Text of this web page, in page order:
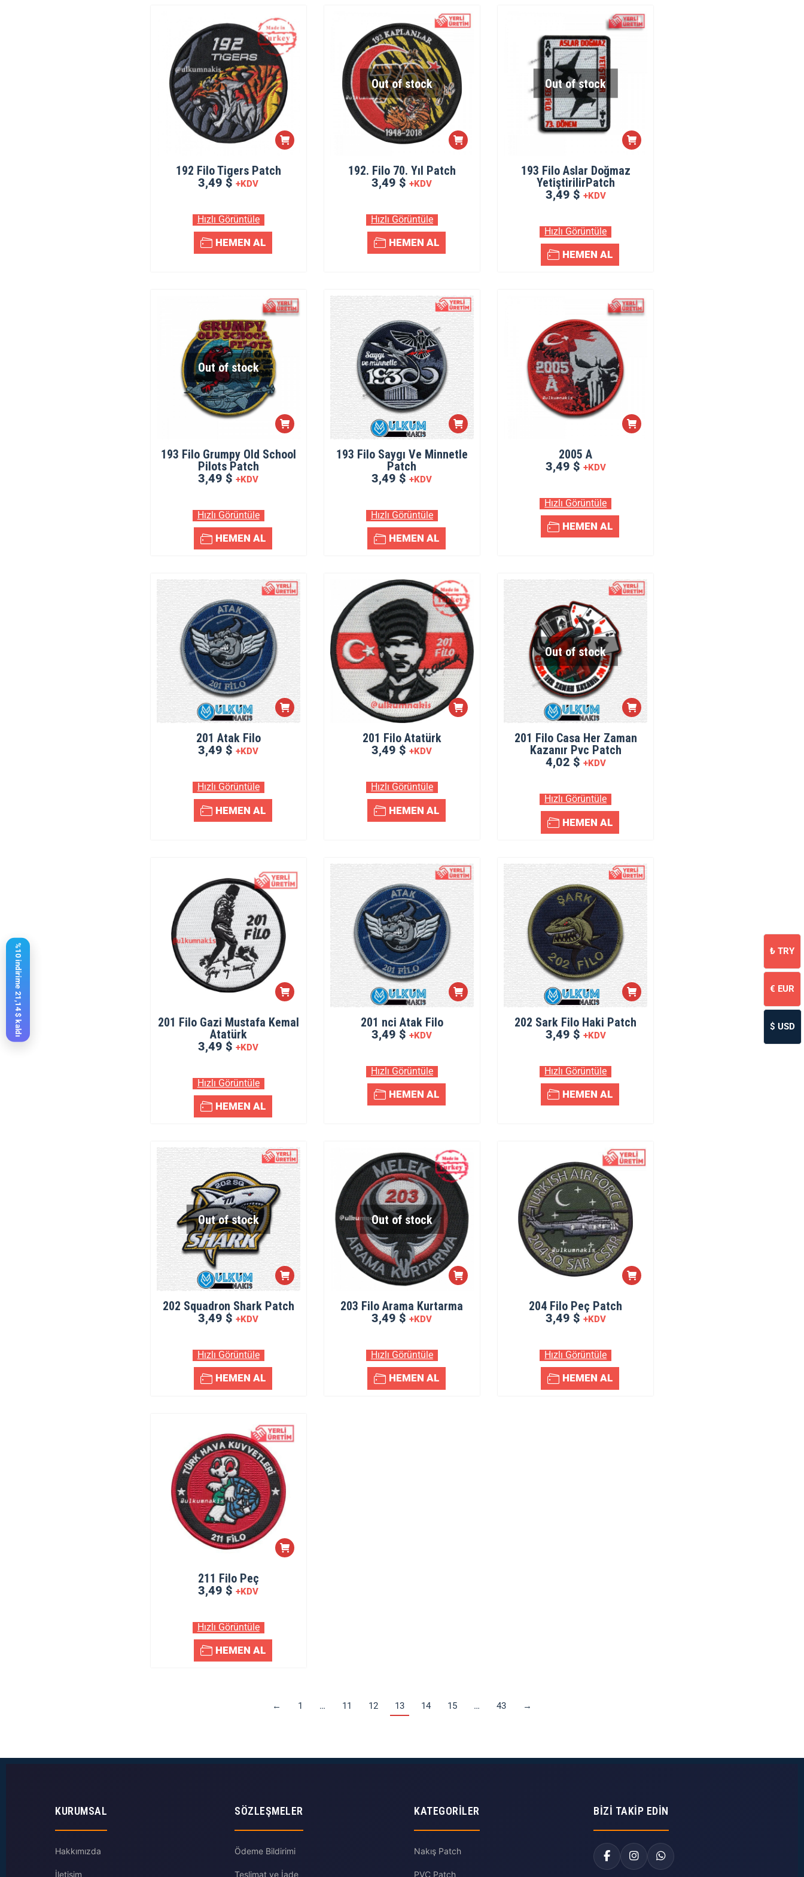
192 Filo Tigers Patch
3,49 $+KDV
Hızlı Görüntüle
HEMEN AL
Out of stock
192. Filo 70. Yıl Patch
3,49 $+KDV
Hızlı Görüntüle
HEMEN AL
Out of stock
193 Filo Aslar Doğmaz
YetiştirilirPatch
3,49 $ +KDV
Hızlı Görüntüle
HEMEN AL
Out of stock
193 Filo Grumpy Old School
Pilots Patch
3,49 $+KDV
Hızlı Görüntüle
HEMEN AL
193 Filo Saygı Ve Minnetle
Patch
3,49 $+KDV
Hızlı Görüntüle
HEMEN AL
2005 A
3,49 $ +KDV
Hızlı Görüntüle
HEMEN AL
201 Atak Filo
3,49 $+KDV
Hızlı Görüntüle
HEMEN AL
201 Filo Atatürk
3,49 $+KDV
Hızlı Görüntüle
HEMEN AL
Out of stock
201 Filo Casa Her Zaman
Kazanır Pvc Patch
4,02 $ +KDV
Hızlı Görüntüle
HEMEN AL
201 Filo Gazi Mustafa Kemal
Atatürk
3,49 $+KDV
Hızlı Görüntüle
HEMEN AL
201 nci Atak Filo
3,49 $+KDV
Hızlı Görüntüle
HEMEN AL
202 Sark Filo Haki Patch
3,49 $ +KDV
Hızlı Görüntüle
HEMEN AL
Out of stock
202 Squadron Shark Patch
3,49 $+KDV
Hızlı Görüntüle
HEMEN AL
Out of stock
203 Filo Arama Kurtarma
3,49 $+KDV
Hızlı Görüntüle
HEMEN AL
204 Filo Peç Patch
3,49 $ +KDV
Hızlı Görüntüle
HEMEN AL
211 Filo Peç
3,49 $+KDV
Hızlı Görüntüle
HEMEN AL
← 1 … 11 12 13 14 15 … 43 →
KURUMSAL
Hakkımızda
İletişim
SÖZLEŞMELER
Ödeme Bildirimi
Teslimat ve İade
KATEGORILER
Nakış Patch
PVC Patch
BIZI TAKIP EDIN
%10 indirime 21,14 $ kaldı ₺ TRY
€ EUR
$ USD